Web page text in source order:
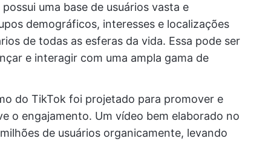
uma base de usuários vasta e
demográficos, interesses e localizações
de todas as esferas da vida. Essa pode ser
e interagir com uma ampla gama de
do TikTok foi projetado para promover e
o engajamento. Um vídeo bem elaborado no
de usuários organicamente, levando